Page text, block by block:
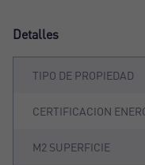
Detalles
TIPO DE PROPIEDAD
CERTIFICACION
M2 SUPERFICIE